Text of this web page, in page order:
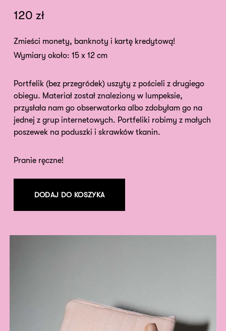
120 zł
Zmieści monety, banknoty i kartę kredytową!
Wymiary około: 15 x 12 cm
Portfelik (bez przegródek) uszyty z pościeli z drugiego
obiegu. Materiał został znaleziony w lumpeksie,
przysłała nam go obserwatorka albo zdobyłam go na
jednej z grup internetowych. Portfeliki robimy z małych
poszewek na poduszki i skrawków tkanin.
Pranie ręczne!
DODAJ DO KOSZYKA